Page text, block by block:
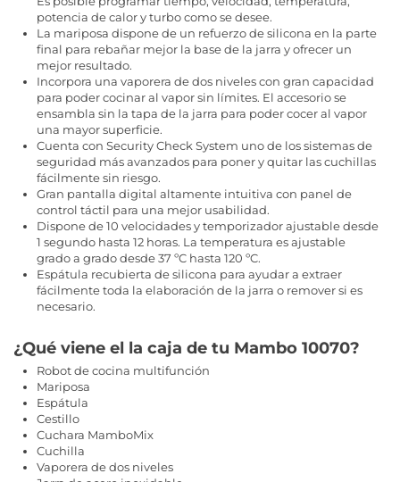
potencia de calor y turbo como se desee.
La mariposa dispone de un refuerzo de silicona en la parte
final para rebañar mejor la base de la jarra y ofrecer un
mejor resultado.
Incorpora una vaporera de dos niveles con gran capacidad
para poder cocinar al vapor sin límites. El accesorio se
ensambla sin la tapa de la jarra para poder cocer al vapor
una mayor superficie.
Cuenta con Security Check System uno de los sistemas de
seguridad más avanzados para poner y quitar las cuchillas
fácilmente sin riesgo.
Gran pantalla digital altamente intuitiva con panel de
control táctil para una mejor usabilidad.
Dispone de 10 velocidades y temporizador ajustable desde
1 segundo hasta 12 horas. La temperatura es ajustable
grado a grado desde 37 ºC hasta 120 ºC.
Espátula recubierta de silicona para ayudar a extraer
fácilmente toda la elaboración de la jarra o remover si es
necesario.
¿Qué viene el la caja de tu Mambo 10070?
Robot de cocina multifunción
Mariposa
Espátula
Cestillo
Cuchara MamboMix
Cuchilla
Vaporera de dos niveles